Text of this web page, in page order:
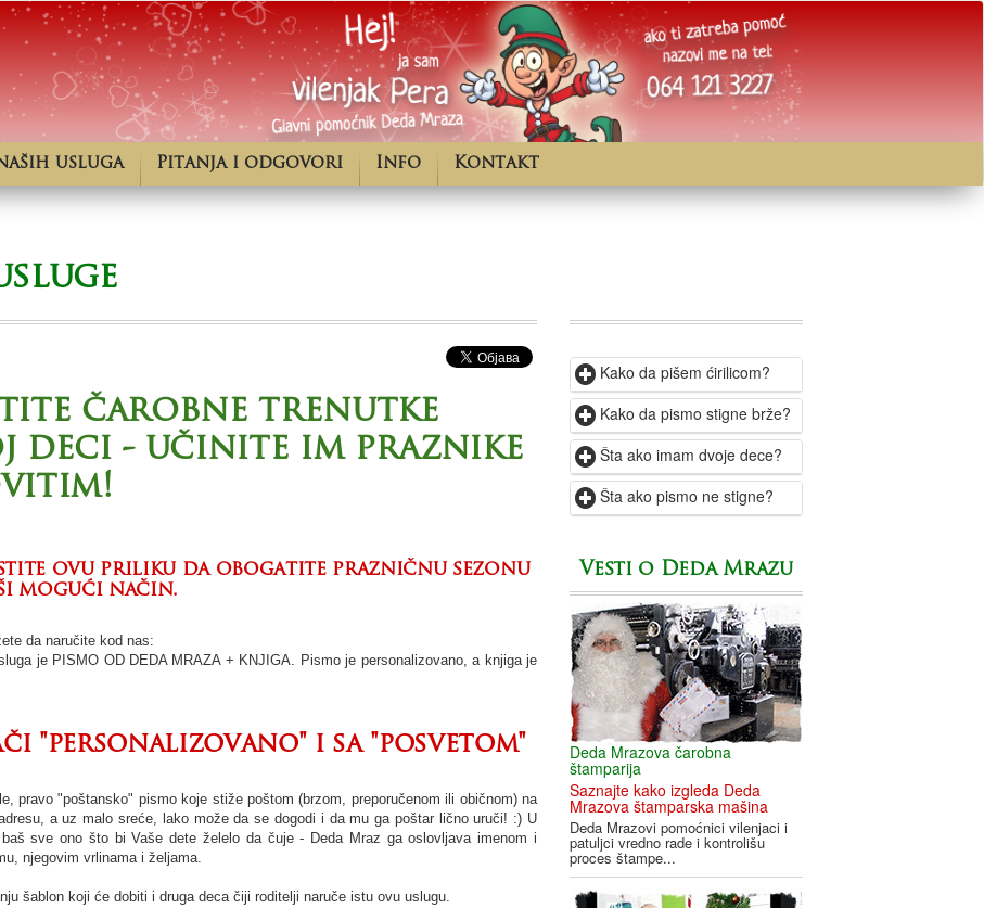
usluga Pitanja i odgovori Info Kontakt
čarobne trenutke
deci - učinite im praznike
ovu priliku da obogatite prazničnu sezonu
mogući način.
da naručite kod nas:
je PISMO OD DEDA MRAZA + KNJIGA. Pismo je personalizovano, a knjiga je
"personalizovano" i sa "posvetom"
pravo "poštansko" pismo koje stiže poštom (brzom, preporučenom ili običnom) na
a uz malo sreće, lako može da se dogodi i da mu ga poštar lično uruči! :) U
sve ono što bi Vaše dete želelo da čuje - Deda Mraz ga oslovljava imenom i
njegovim vrlinama i željama.
šablon koji će dobiti i druga deca čiji roditelji naruče istu ovu uslugu.
Kako da pišem ćirilicom?
Kako da pismo stigne brže?
Šta ako imam dvoje dece?
Šta ako pismo ne stigne?
Vesti o Deda Mrazu
Deda Mrazova čarobna
štamparija
Saznajte kako izgleda Deda
Mrazova štamparska mašina
Deda Mrazovi pomoćnici vilenjaci i
patuljci vredno rade i kontrolišu
proces štampe...